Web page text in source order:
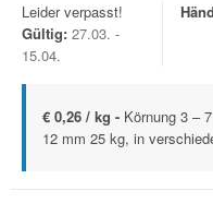
Leider verpasst!
Gültig: 27.03. -
15.04.
€ 0,26 / kg - Körnung 3 –
12 mm 25 kg, in